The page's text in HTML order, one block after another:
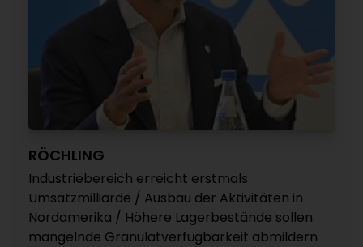
RÖCHLING
Industriebereich erreicht erstmals
Umsatzmilliarde / Ausbau der Aktivitäten in
Nordamerika / Höhere Lagerbestände sollen
mangelnde Granulatverfügbarkeit abmildern